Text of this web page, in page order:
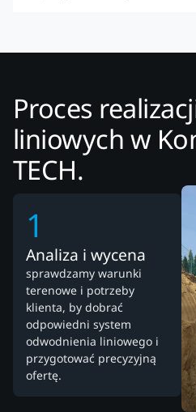
Proces
liniowych w
TECH.
1
Analiza i wycena
sprawdzamy warunki
terenowe i potrzeby
klienta, by dobrać
odpowiedni system
odwodnienia liniowego i
przygotować precyzyjną
ofertę.